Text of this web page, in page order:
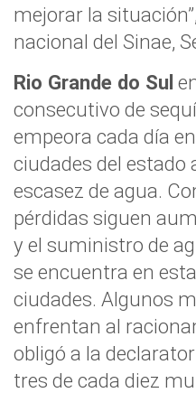
mejorar la
nacional del Sinae,
Rio Grande do Sul
consecutivo de
empeora cada día
ciudades del estado
escasez de agua.
pérdidas siguen
y el suministro de
se encuentra en
ciudades. Algunos
enfrentan al
obligó a la
tres de cada diez